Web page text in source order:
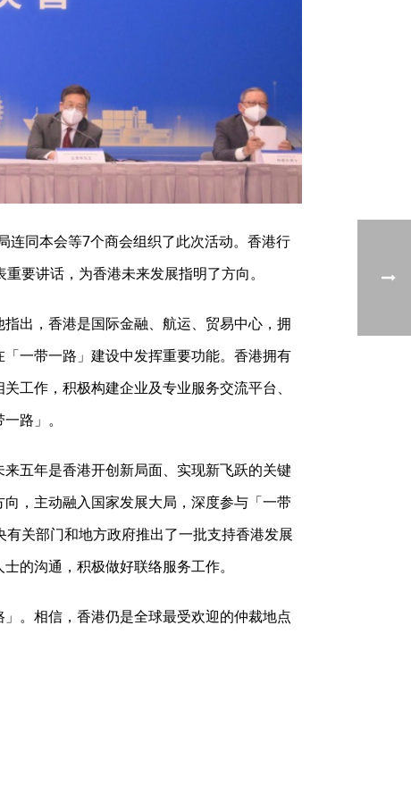
连同本会等7个商会组织了此次活动。香港行
要讲话，为香港未来发展指明了方向。
出，香港是国际金融、航运、贸易中心，拥
一带一路」建设中发挥重要功能。香港拥有
工作，积极构建企业及专业服务交流平台、
路」。
五年是香港开创新局面、实现新飞跃的关键
，主动融入国家发展大局，深度参与「一带
关部门和地方政府推出了一批支持香港发展
的沟通，积极做好联络服务工作。
。相信，香港仍是全球最受欢迎的仲裁地点